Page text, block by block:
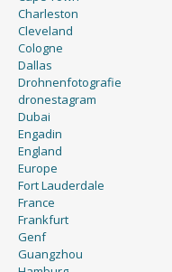
Charleston
Cleveland
Cologne
Dallas
Drohnenfotografie
dronestagram
Dubai
Engadin
England
Europe
Fort Lauderdale
France
Frankfurt
Genf
Guangzhou